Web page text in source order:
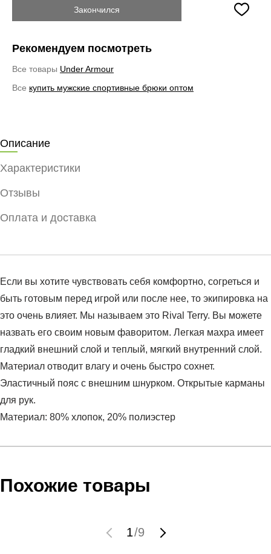
Закончился
Рекомендуем посмотреть
Все товары Under Armour
Все купить мужские спортивные брюки оптом
Описание
Характеристики
Отзывы
Оплата и доставка
Если вы хотите чувствовать себя комфортно, согреться и
быть готовым перед игрой или после нее, то экипировка на
это очень влияет. Мы называем это Rival Terry. Вы можете
назвать его своим новым фаворитом. Легкая махра имеет
гладкий внешний слой и теплый, мягкий внутренний слой.
Материал отводит влагу и очень быстро сохнет.
Эластичный пояс с внешним шнурком. Открытые карманы
для рук.
Материал: 80% хлопок, 20% полиэстер
Артикул:1380843-410
JOGGER
UA RIVAL TERRY JOGGER
Условия оплаты
высылает Вам менеджер.
мы не увидим Вашу оплату.
Похожие товары
1/9